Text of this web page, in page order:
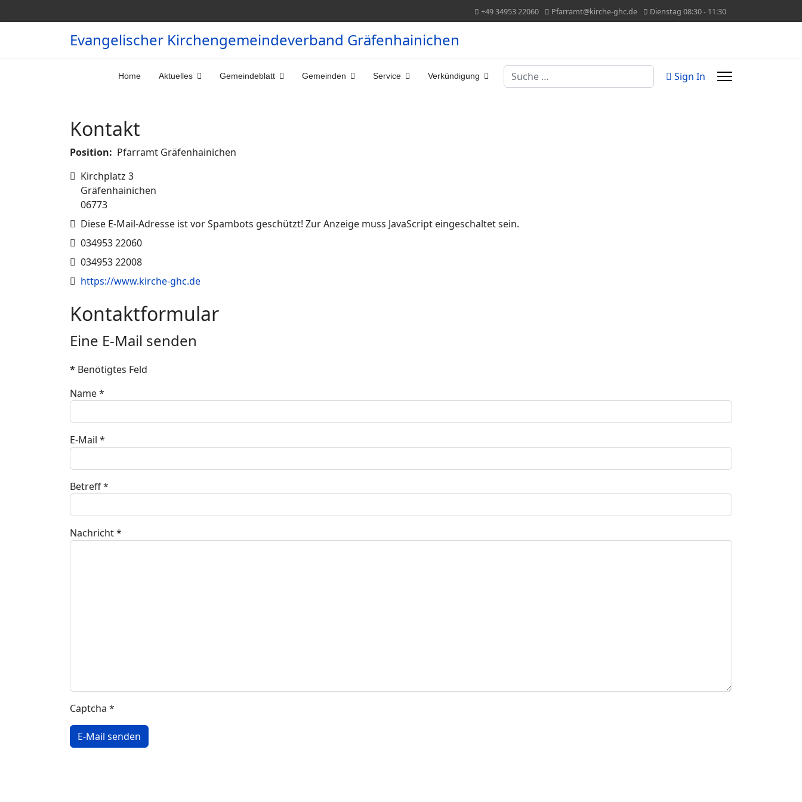
+49 34953 22060 Pfarramt@kirche-ghc.de Dienstag 08:30 - 11:30
Evangelischer Kirchengemeindeverband Gräfenhainichen
Home Aktuelles Gemeindeblatt Gemeinden Service Verkündigung Suchen Sign In
Kontakt
Position: Pfarramt Gräfenhainichen
Adresse
Kirchplatz 3
Gräfenhainichen
06773
E-Mail
Diese E-Mail-Adresse ist vor Spambots geschützt! Zur Anzeige muss JavaScript eingeschaltet sein.
Telefon
034953 22060
Fax
034953 22008
Website
https://www.kirche-ghc.de
Kontaktformular
Eine E-Mail senden
* Benötigtes Feld
Name*
E-Mail *
Betreff*
Nachricht*
Captcha *
E-Mail senden